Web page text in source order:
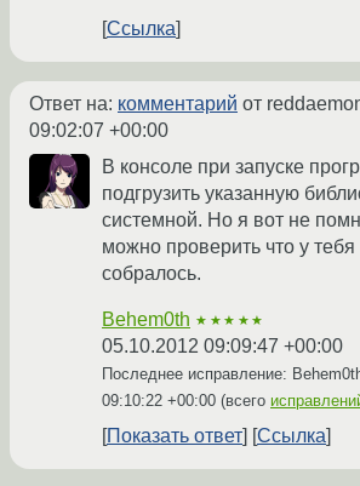
Ссылка
Ответ на: комментарий от
09:02:07 +00:00
В консоле при запуске
подгрузить указанную
системной. Но я вот не
можно проверить что у
собралось.
Behem0th ★★★★★
05.10.2012 09:09:47 +00:00
Последнее исправление:
09:10:22 +00:00 (всего
Показать ответ Ссылка